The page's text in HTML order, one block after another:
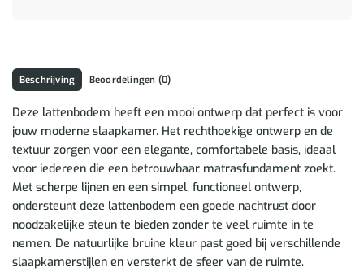
Beschrijving Beoordelingen (0)
Deze lattenbodem heeft een mooi ontwerp dat perfect is voor
jouw moderne slaapkamer. Het rechthoekige ontwerp en de
textuur zorgen voor een elegante, comfortabele basis, ideaal
voor iedereen die een betrouwbaar matrasfundament zoekt.
Met scherpe lijnen en een simpel, functioneel ontwerp,
ondersteunt deze lattenbodem een goede nachtrust door
noodzakelijke steun te bieden zonder te veel ruimte in te
nemen. De natuurlijke bruine kleur past goed bij verschillende
slaapkamerstijlen en versterkt de sfeer van de ruimte.